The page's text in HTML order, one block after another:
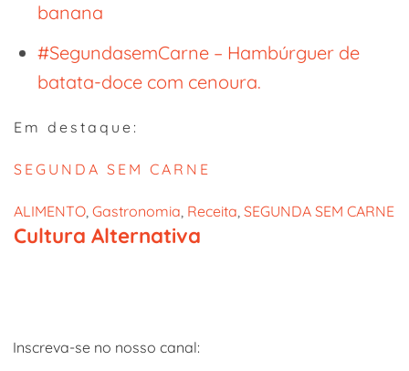
banana
#SegundasemCarne – Hambúrguer de
batata-doce com cenoura.
Em destaque:
SEGUNDA SEM CARNE
ALIMENTO Gastronomia Receita SEGUNDA SEM CARNE
Cultura Alternativa
Inscreva-se no nosso canal: